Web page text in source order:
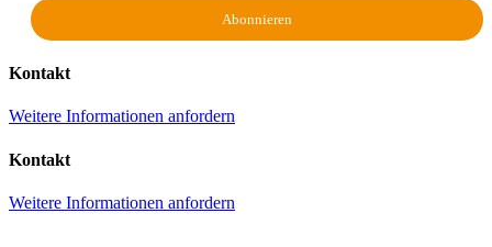
Kontakt
Weitere Informationen anfordern
Kontakt
Weitere Informationen anfordern